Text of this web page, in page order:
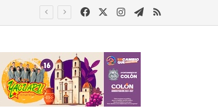
FacebookInstagram
Telegram
RSS